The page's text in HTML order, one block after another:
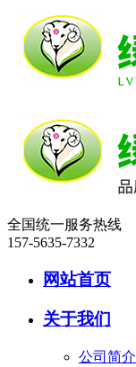
全国统一服务热线
157-5635-7332
网站首页
关于我们
公司简介